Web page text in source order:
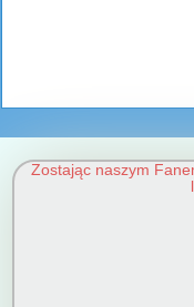
Zostając naszym